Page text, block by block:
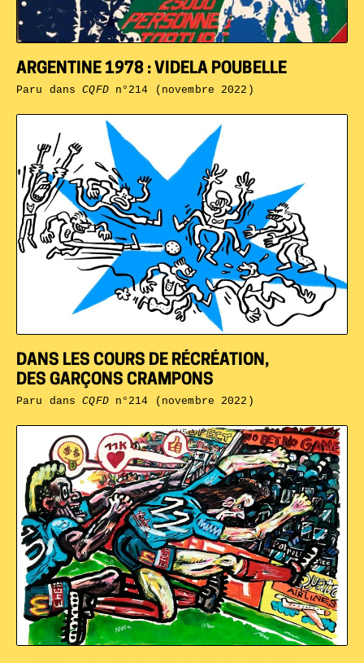
DANS LES COURS DE RÉCRÉATION,
DES GARÇONS CRAMPONS
Paru dansCQFDn°214 (novembre 2022)
ARGENTINE 1978 : VIDELA POUBELLE
Paru dansCQFDn°214 (novembre 2022)